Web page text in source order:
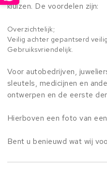
kluizen. De voordelen zijn:
Overzichtelijk;
Veilig achter gepantserd
Gebruiksvriendelijk.
Voor autobedrijven,
sleutels, medicijnen en
ontwerpen en de eerste
Hierboven een foto van
Bent u benieuwd wat wij